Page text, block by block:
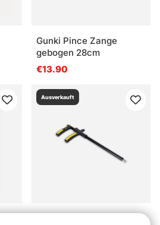
Gunki Pince Zange
gebogen 28cm
€13.90
Ausverkauft